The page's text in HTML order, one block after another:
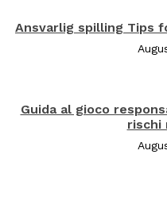
Ansvarlig spilling Tips
Guida al gioco
rischi